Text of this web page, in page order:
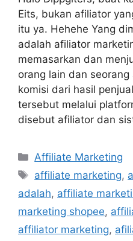
Eits, bukan afiliator
itu ya. Hehehe Yang
adalah afiliator
memasarkan dan
orang lain dan
komisi dari hasil
tersebut melalui
disebut afiliator dan
Affiliate Marketing
affiliate marketing,
adalah, affiliate
marketing shopee,
affiliator marketing,